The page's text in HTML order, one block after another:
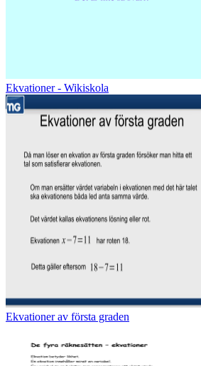
Ekvationer - Wikiskola
Ekvationer av första graden